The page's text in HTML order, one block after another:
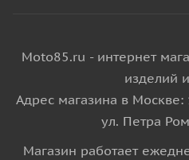
Moto85.ru - интернет
изделий
Адрес магазина в
ул. Петра
Магазин работает